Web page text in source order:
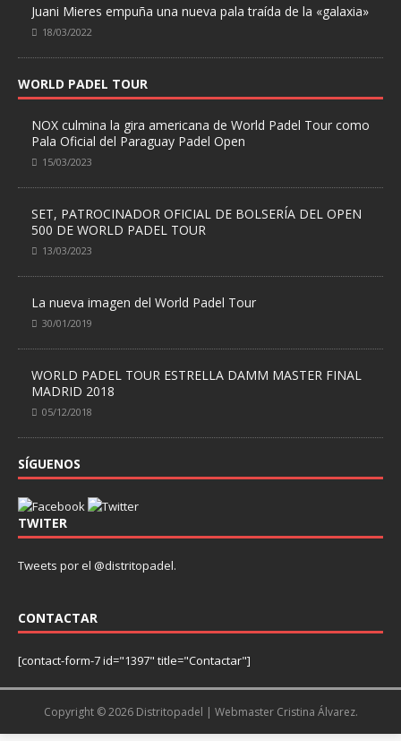
Juani Mieres empuña una nueva pala traída de la «galaxia»
18/03/2022
WORLD PADEL TOUR
NOX culmina la gira americana de World Padel Tour como
Pala Oficial del Paraguay Padel Open
15/03/2023
SET, PATROCINADOR OFICIAL DE BOLSERÍA DEL OPEN
500 DE WORLD PADEL TOUR
13/03/2023
La nueva imagen del World Padel Tour
30/01/2019
WORLD PADEL TOUR ESTRELLA DAMM MASTER FINAL
MADRID 2018
05/12/2018
SÍGUENOS
TWITER
Tweets por el @distritopadel.
CONTACTAR
[contact-form-7 id="1397" title="Contactar"]
Copyright © 2026 Distritopadel | Webmaster Cristina Álvarez.